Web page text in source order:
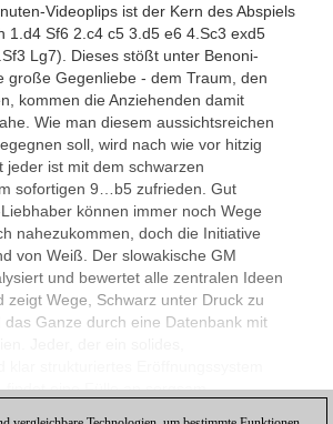
Videoplips ist der Kern des Abspiels
1.d4 Sf6 2.c4 c5 3.d5 e6 4.Sc3 exd5
Lg7). Dieses stößt unter Benoni-
große Gegenliebe - dem Traum, den
kommen die Anziehenden damit
Wie man diesem aussichtsreichen
soll, wird nach wie vor hitzig
jeder ist mit dem schwarzen
sofortigen 9…b5 zufrieden. Gut
können immer noch Wege
nahezukommen, doch die Initiative
von Weiß. Der slowakische GM
und bewertet alle zentralen Ideen
zeigt Wege, Schwarz unter Druck zu
das Ganze durch eine Datenbank mit
findet eine Fülle an sorgsam